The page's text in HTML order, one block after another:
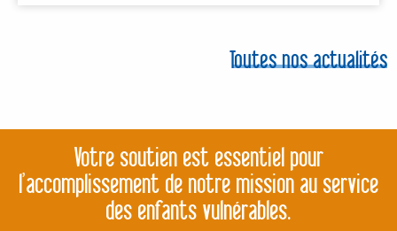
Toutes nos actualités
Votre soutien est essentiel pour
l’accomplissement de notre mission au service
des enfants vulnérables.